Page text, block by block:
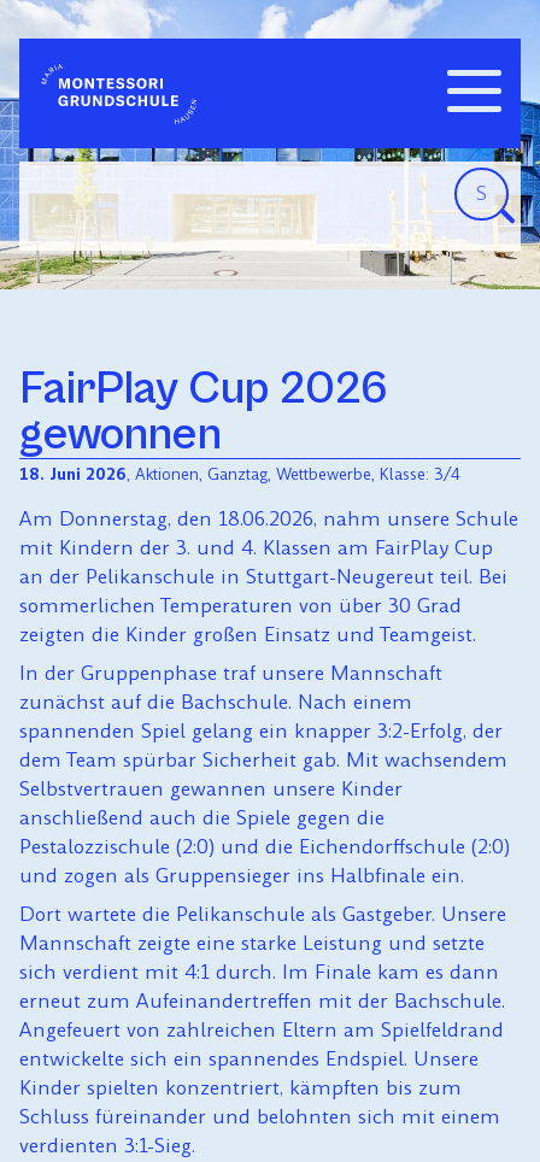
WILLKOMMEN
FairPlay Cup 2026
gewonnen
18. Juni 2026, Aktionen, Ganztag, Wettbewerbe, Klasse: 3/4
Am Donnerstag, den 18.06.2026, nahm unsere Schule
mit Kindern der 3. und 4. Klassen am FairPlay Cup
an der Pelikanschule in Stuttgart-Neugereut teil. Bei
sommerlichen Temperaturen von über 30 Grad
zeigten die Kinder großen Einsatz und Teamgeist.
In der Gruppenphase traf unsere Mannschaft
zunächst auf die Bachschule. Nach einem
spannenden Spiel gelang ein knapper 3:2-Erfolg, der
dem Team spürbar Sicherheit gab. Mit wachsendem
Selbstvertrauen gewannen unsere Kinder
anschließend auch die Spiele gegen die
Pestalozzischule (2:0) und die Eichendorffschule (2:0)
und zogen als Gruppensieger ins Halbfinale ein.
Dort wartete die Pelikanschule als Gastgeber. Unsere
Mannschaft zeigte eine starke Leistung und setzte
sich verdient mit 4:1 durch. Im Finale kam es dann
erneut zum Aufeinandertreffen mit der Bachschule.
Angefeuert von zahlreichen Eltern am Spielfeldrand
entwickelte sich ein spannendes Endspiel. Unsere
Kinder spielten konzentriert, kämpften bis zum
Schluss füreinander und belohnten sich mit einem
verdienten 3:1-Sieg.